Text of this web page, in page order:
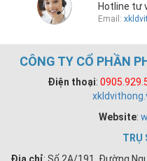
Hotline tư
Email:
CÔNG TY CỔ PHẦN
Điện thoại:
Website:
TRỤ